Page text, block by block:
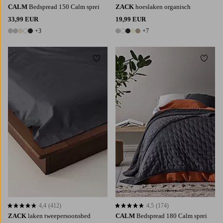
CALM Bedspread 150 Calm sprei
33,99 EUR
8 kleuren
+3
ZACK hoeslaken organisch
19,99 EUR
12 kleuren
+7
ZACK laken tweepersoonsbed
4,4 op basis van 412 beoordelingen
4,4 (412)
Toevoegen aan favorieten
CALM Bedspread 180 Calm sprei
4,5 op basis van 174 beoordelingen
4,5 (174)